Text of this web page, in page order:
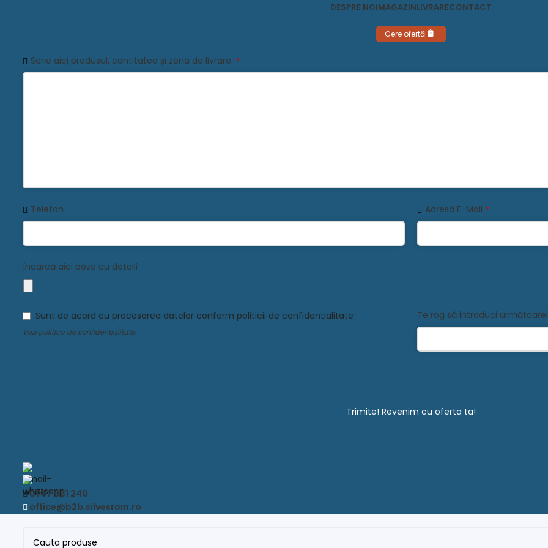
DESPRE NOIMAGAZINLIVRARECONTACT
Cere ofertă
Scrie aici produsul, cantitatea și zona de livrare. *
Telefon Adresă E-Mail *
Încarcă aici poze cu detalii
Sunt de acord cu procesarea datelor conform politicii de confidentialitate
Vezipolitica de confidentialitate
Te rog să introduci
Trimite! Revenim cu oferta ta!
0757 031 240
office@b2b.silvesrom.ro